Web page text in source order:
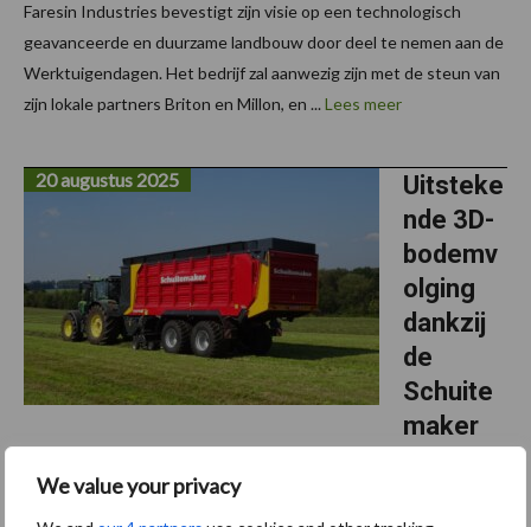
We value your privacy
Faresin Industries bevestigt zijn visie op een technologisch
geavanceerde en duurzame landbouw door deel te nemen aan de
Werktuigendagen. Het bedrijf zal aanwezig zijn met de steun van
zijn lokale partners Briton en Millon, en ... Lees meer
Uitsteke
nde 3D-
bodemv
olging
dankzij
de
Schuite
maker
20 augustus 2025